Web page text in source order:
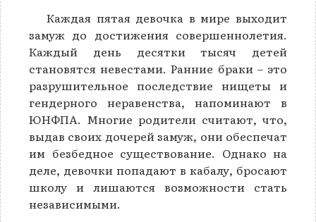
Каждая пятая девочка в мире выходит
замуж до достижения совершеннолетия.
Каждый день десятки тысяч детей
становятся невестами. Ранние браки – это
разрушительное последствие нищеты и
гендерного неравенства, напоминают в
ЮНФПА. Многие родители считают, что,
выдав своих дочерей замуж, они обеспечат
им безбедное существование. Однако на
деле, девочки попадают в кабалу, бросают
школу и лишаются возможности стать
независимыми.